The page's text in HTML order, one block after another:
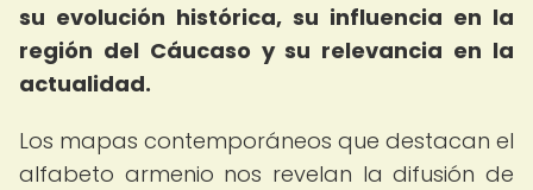
su evolución histórica, su influencia en la
región del Cáucaso y su relevancia en la
actualidad.
Los mapas contemporáneos que destacan el
alfabeto armenio nos revelan la difusión de